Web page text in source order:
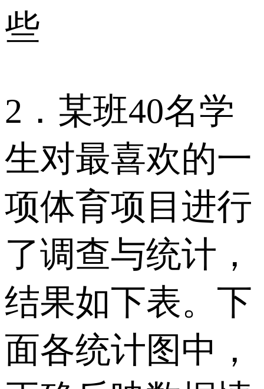
些
2．某班40名学
生对最喜欢的一
项体育项目进行
了调查与统计，
结果如下表。下
面各统计图中，